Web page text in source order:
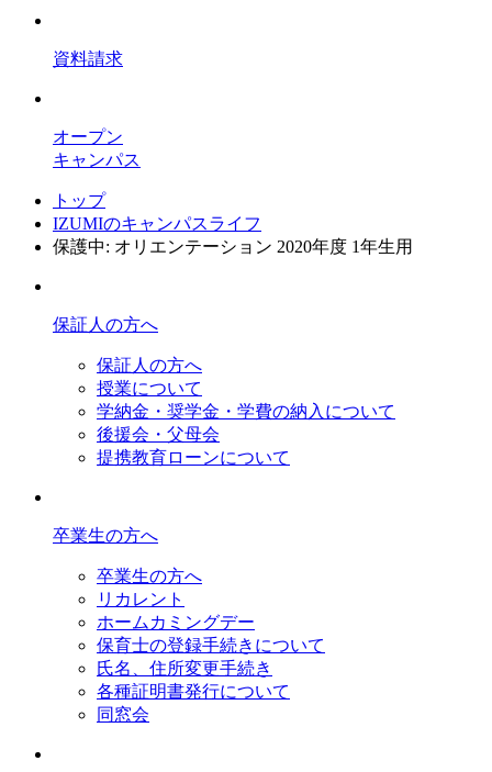
資料請求
オープン
キャンパス
トップ
IZUMIのキャンパスライフ
保護中: オリエンテーション 2020年度 1年生用
保証人の方へ
保証人の方へ
授業について
学納金・奨学金・学費の納入について
後援会・父母会
提携教育ローンについて
卒業生の方へ
卒業生の方へ
リカレント
ホームカミングデー
保育士の登録手続きについて
氏名、住所変更手続き
各種証明書発行について
同窓会